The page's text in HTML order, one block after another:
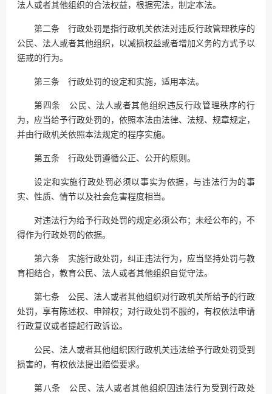
法人或者其他组织的合法权益，根据宪法，制定本法。
第二条 行政处罚是指行政机关依法对违反行政管理秩序的
公民、法人或者其他组织，以减损权益或者增加义务的方式予以
惩戒的行为。
第三条 行政处罚的设定和实施，适用本法。
第四条 公民、法人或者其他组织违反行政管理秩序的行
为，应当给予行政处罚的，依照本法由法律、法规、规章规定，
并由行政机关依照本法规定的程序实施。
第五条 行政处罚遵循公正、公开的原则。
设定和实施行政处罚必须以事实为依据，与违法行为的事
实、性质、情节以及社会危害程度相当。
对违法行为给予行政处罚的规定必须公布；未经公布的，不
得作为行政处罚的依据。
第六条 实施行政处罚，纠正违法行为，应当坚持处罚与教
育相结合，教育公民、法人或者其他组织自觉守法。
第七条 公民、法人或者其他组织对行政机关所给予的行政
处罚，享有陈述权、申辩权；对行政处罚不服的，有权依法申请
行政复议或者提起行政诉讼。
公民、法人或者其他组织因行政机关违法给予行政处罚受到
损害的，有权依法提出赔偿要求。
第八条 公民、法人或者其他组织因违法行为受到行政处